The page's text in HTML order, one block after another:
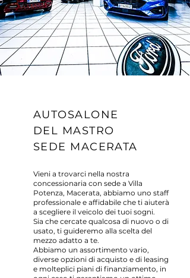
AUTOSALONE
DEL MASTRO
SEDE MACERATA
Vieni a trovarci nella nostra
concessionaria con sede a Villa
Potenza, Macerata, abbiamo uno staff
professionale e affidabile che ti aiuterà
a scegliere il veicolo dei tuoi sogni.
Sia che cercate qualcosa di nuovo o di
usato, ti guideremo alla scelta del
mezzo adatto a te.
Abbiamo un assortimento vario,
diverse opzioni di acquisto e di leasing
e molteplici piani di finanziamento, in